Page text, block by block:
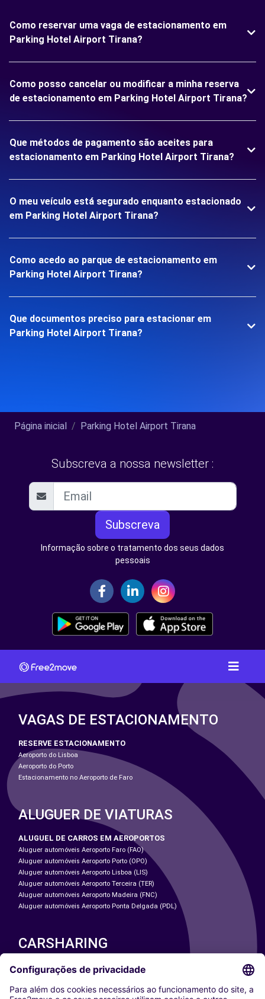
Como reservar uma vaga de estacionamento em
Parking Hotel Airport Tirana?
Como posso cancelar ou modificar a minha reserva
de estacionamento em Parking Hotel Airport Tirana?
Que métodos de pagamento são aceites para
estacionamento em Parking Hotel Airport Tirana?
O meu veículo está segurado enquanto estacionado
em Parking Hotel Airport Tirana?
Como acedo ao parque de estacionamento em
Parking Hotel Airport Tirana?
Que documentos preciso para estacionar em
Parking Hotel Airport Tirana?
Página inicial Parking Hotel Airport Tirana
Subscreva a nossa newsletter :
Subscreva
Informação sobre o tratamento dos seus dados
pessoais
VAGAS DE ESTACIONAMENTO
RESERVE ESTACIONAMENTO
Aeroporto do Lisboa
Aeroporto do Porto
Estacionamento no Aeroporto de Faro
ALUGUER DE VIATURAS
ALUGUEL DE CARROS EM AEROPORTOS
Aluguer automóveis Aeroporto Faro (FAO)
Aluguer automóveis Aeroporto Porto (OPO)
Aluguer automóveis Aeroporto Lisboa (LIS)
Aluguer automóveis Aeroporto Terceira (TER)
Aluguer automóveis Aeroporto Madeira (FNC)
Aluguer automóveis Aeroporto Ponta Delgada (PDL)
CARSHARING
NOSSAS CIDADES
Washington DC